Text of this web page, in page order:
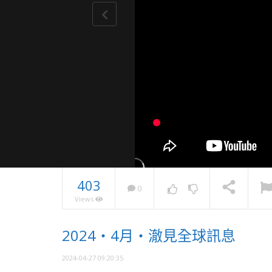
NOW PLAYING
息
403
Views
0
2024・4月・澈見全球訊息
2024-04-27 09:20:35